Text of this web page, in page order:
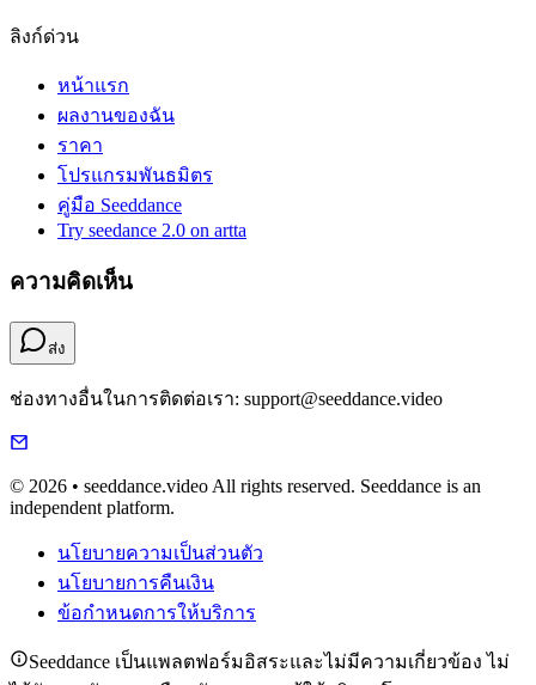
ลิงก์ด่วน
หน้าแรก
ผลงานของฉัน
ราคา
โปรแกรมพันธมิตร
คู่มือ Seeddance
Try seedance 2.0 on artta
ความคิดเห็น
ส่ง
ช่องทางอื่นในการติดต่อเรา: support@seeddance.video
© 2026 • seeddance.video All rights reserved. Seeddance is an
independent platform.
นโยบายความเป็นส่วนตัว
นโยบายการคืนเงิน
ข้อกำหนดการให้บริการ
Seeddance เป็นแพลตฟอร์มอิสระและไม่มีความเกี่ยวข้อง ไม่